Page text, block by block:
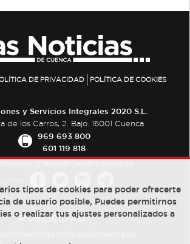
DE PRIVACIDAD POLÍTICA DE COOKIES
y Servicios Integrales 2020 S.L.
de los Carros, 2. Bajo. 16001 Cuenca
969 693 800
601 119 818
PUBLICIDAD:
tipos de cookies para poder ofrecerte
de usuario posible, Puedes permitirnos
o realizar tus ajustes personalizados a